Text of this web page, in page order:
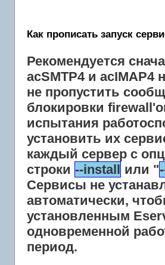
Как прописать запуск
Рекомендуется
acSMTP4и acIMAP4
не пропустить
блокировки
испытания
установить их
каждый сервер с
строки --install или "
Сервисы не
автоматически,
установленным
одновременной
период.